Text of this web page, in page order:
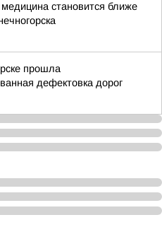
становится ближе
прошла
дефектовка дорог